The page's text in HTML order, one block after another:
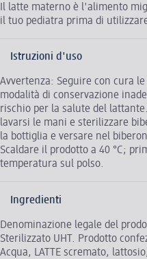
Il latte materno è l'alimento
il tuo pediatra prima di
Istruzioni d'uso
Avvertenza: Seguire con cura
modalità di conservazione
rischio per la salute del
lavarsi le mani e sterilizzare
la bottiglia e versare nel
Scaldare il prodotto a 40 °C;
temperatura sul polso.
Ingredienti
Denominazione legale del
Sterilizzato UHT. Prodotto
Acqua, LATTE scremato,